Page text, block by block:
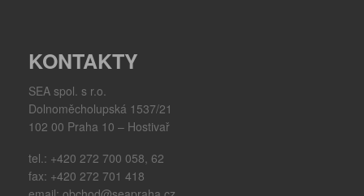
KONTAKTY
SEA spol. s r.o.
Dolnoměcholupská 1537/21
102 00 Praha 10 – Hostivař
tel.: +420 272 700 058, 62
fax: +420 272 701 418